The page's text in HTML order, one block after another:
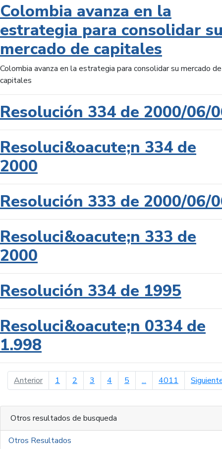
Colombia avanza en la
estrategia para consolidar
mercado de capitales
Colombia avanza en la estrategia para consolidar su mercado de
capitales
Resolución 334 de 2000/06/
Resoluci&oacute;n 334 de
2000
Resolución 333 de 2000/06/
Resoluci&oacute;n 333 de
2000
Resolución 334 de 1995
Resoluci&oacute;n 0334 de
1.998
Anteriorpágina anterior
1 2 3 4 5 ... 4011
Otros resultados de busqueda
Otros Resultados